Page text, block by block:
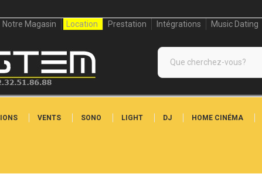
Notre Magasin
Location Prestation Intégrations Music Dating
VENTS SONO LIGHT DJ HOME CINÉMA